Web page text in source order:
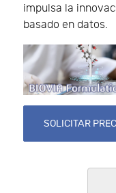
impulsa la
basado en datos.
SOLICITAR